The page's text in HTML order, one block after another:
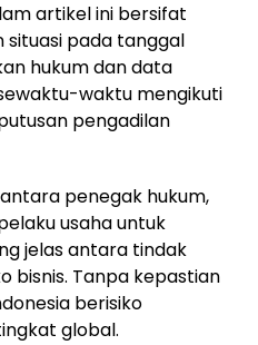
artikel ini bersifat
pada tanggal
hukum dan data
waktu mengikuti
pengadilan
penegak hukum,
usaha untuk
jelas antara tindak
bisnis. Tanpa kepastian
berisiko
global.